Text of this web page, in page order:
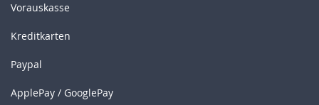
Vorauskasse
Kreditkarten
Paypal
ApplePay / GooglePay